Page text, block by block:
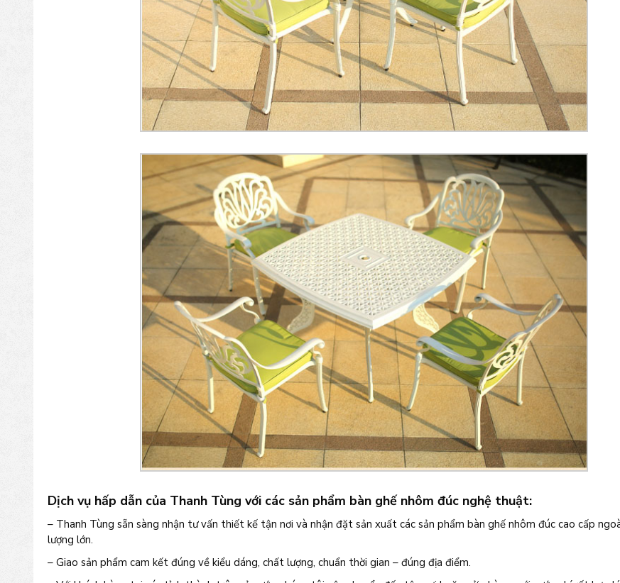
Dịch vụ hấp dẫn của Thanh Tùng với các sản phẩm bàn ghế nhôm đúc nghệ thuật:
– Thanh Tùng sẵn sàng nhận tư vấn thiết kế tận nơi và nhận đặt sản xuất các sản phẩm bàn ghế nhôm đúc cao cấp
lượng lớn.
– Giao sản phẩm cam kết đúng về kiểu dáng, chất lượng, chuẩn thời gian – đúng địa điểm.